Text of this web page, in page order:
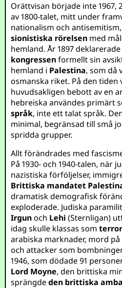
Orättvisan började inte 1967,
av 1800-talet, mitt under
nationalism och
sionistiska rörelsen med
hemland. År 1897
kongressenformellt sin
hemland i Palestina, som då
osmanska riket. På den tiden
huvudsakligen bebott av en
hebreiska användes primärt
språk, inte ett talat språk.
minimal, begränsad till små
spridda grupper.
Allt förändrades med
På 1930- och 1940-talen, när
nazistiska förföljelser,
Brittiska mandatet
dramatisk demografisk
exploderade. Judiska
Irgunoch Lehi (Sternligan)
idag skulle klassas som
arabiska marknader, mord
och attacker som
1946, som dödade 91
Lord Moyne, den brittiska
sprängdeden brittiska